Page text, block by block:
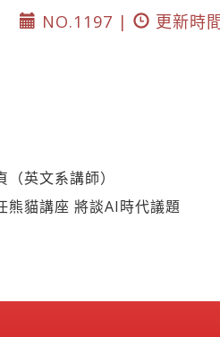
NO.1197 |
更新時
英文系講師）
熊貓講座 將談AI時代議題